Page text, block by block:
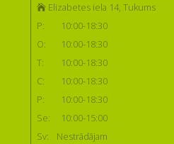
Elizabetes iela 14, Tukums
P:
10:00-18:30
O:
10:00-18:30
T:
10:00-18:30
C:
10:00-18:30
P:
10:00-18:30
Se:
10:00-15:00
Sv:
Nestrādājam